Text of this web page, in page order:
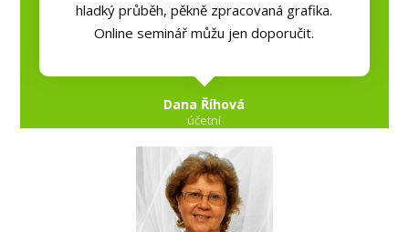
hladký průběh, pěkně zpracovaná grafika.
Online seminář můžu jen doporučit.
Dana Říhová
účetní